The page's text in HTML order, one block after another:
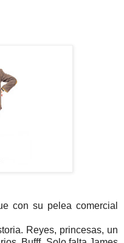
con su pelea comercial
Reyes, princesas, un